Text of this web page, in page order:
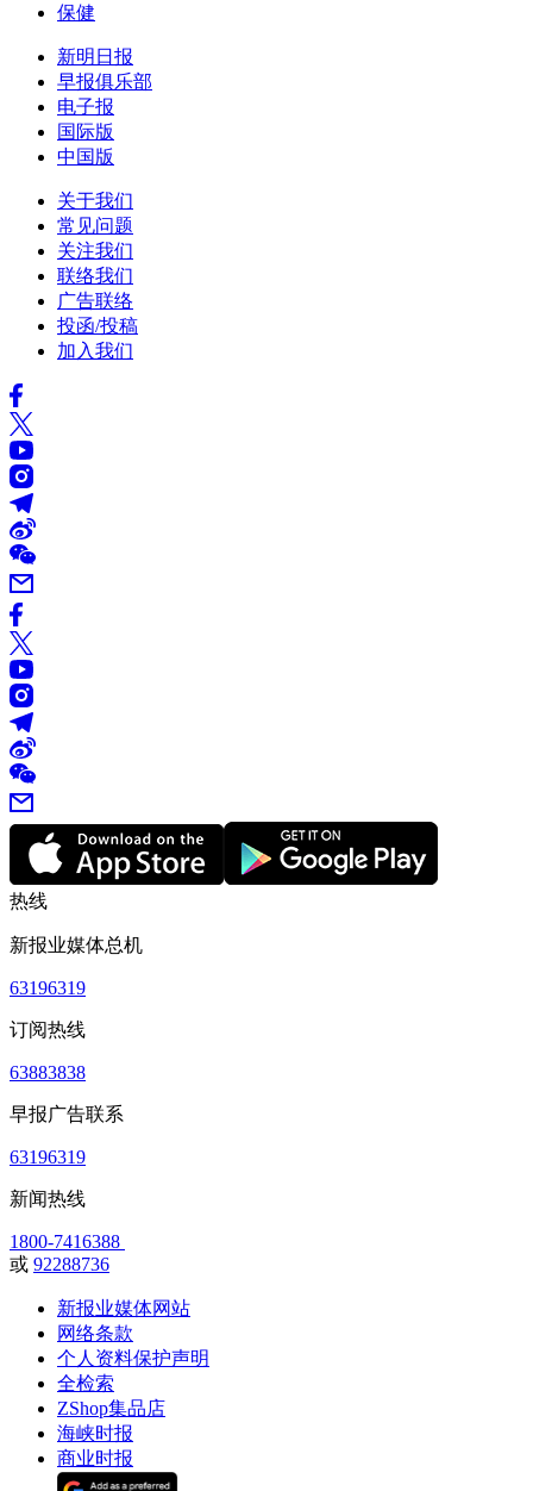
保健
新明日报
早报俱乐部
电子报
国际版
中国版
关于我们
常见问题
关注我们
联络我们
广告联络
投函/投稿
加入我们
热线
新报业媒体总机
63196319
订阅热线
63883838
早报广告联系
63196319
新闻热线
1800-7416388
或 92288736
新报业媒体网站
网络条款
个人资料保护声明
全检索
ZShop集品店
海峡时报
商业时报